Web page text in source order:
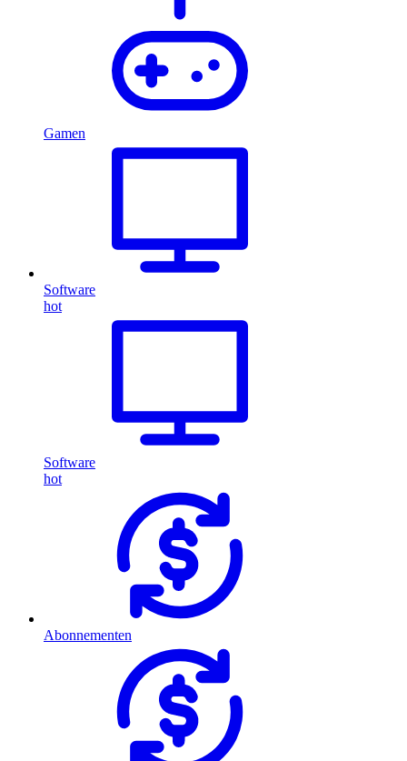
Gamen
Software
hot
Software
hot
Abonnementen